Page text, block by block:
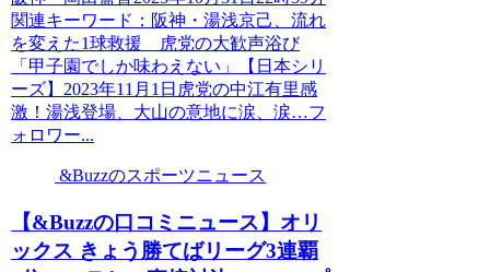
関連キーワード：阪神・湯浅京己、流れ
を変えた1球救援 虎党の大歓声浴び
「甲子園でしか味わえない」【日本シリ
ーズ】2023年11月1日虎党の中江有里感
激！湯浅登場、大山の意地に涙、涙…フ
ォロワー...
&Buzzのスポーツニュース
【&Buzzの口コミニュース】オリ
ックス きょう勝てばリーグ3連覇